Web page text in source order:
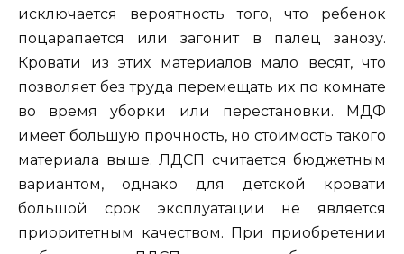
исключается вероятность того, что ребенок
поцарапается или загонит в палец занозу.
Кровати из этих материалов мало весят, что
позволяет без труда перемещать их по комнате
во время уборки или перестановки. МДФ
имеет большую прочность, но стоимость такого
материала выше. ЛДСП считается бюджетным
вариантом, однако для детской кровати
большой срок эксплуатации не является
приоритетным качеством. При приобретении